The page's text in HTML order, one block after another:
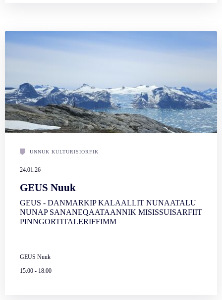
UNNUK KULTURISIORFIK
24.01.26
GEUS Nuuk
GEUS - DANMARKIP KALAALLIT NUNAATALU
NUNAP SANANEQAATAANNIK MISISSUISARFIIT
PINNGORTITALERIFFIMM
GEUS Nuuk
15:00 - 18:00